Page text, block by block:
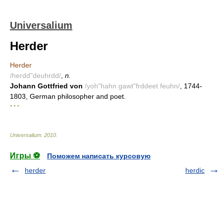
Universalium
Herder
Herder
/herdd"deuhrdd/ n.
Johann Gottfried von /yoh"hahn gawt"frddeet feuhn/ , 1744-
1803, German philosopher and poet.
* * *
Universalium 2010
Игры ⚽
Поможем написать курсовую
herder
herdic